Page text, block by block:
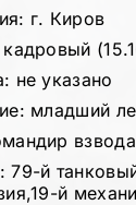
г. Киров
не указано
младший
взвода
й
й